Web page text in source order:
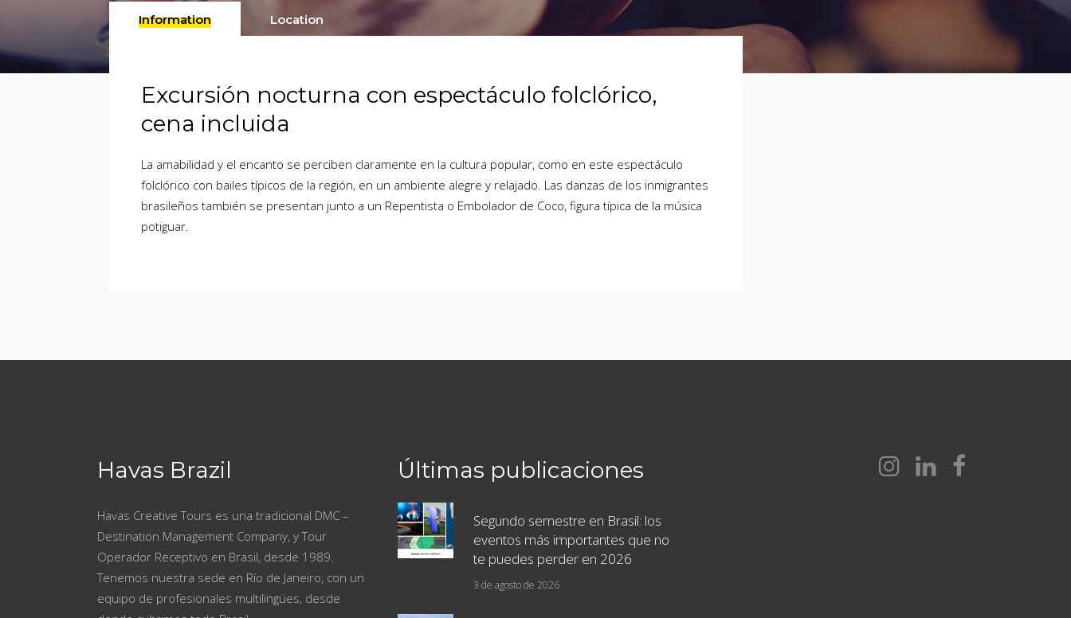
Information Location
Excursión nocturna con espectáculo folclórico,
cena incluida
La amabilidad y el encanto se perciben claramente en la cultura popular, como en este espectáculo
folclórico con bailes típicos de la región, en un ambiente alegre y relajado. Las danzas de los inmigrantes
brasileños también se presentan junto a un Repentista o Embolador de Coco, figura típica de la música
potiguar.
Havas Brazil
Havas Creative Tours es una tradicional DMC –
Destination Management Company, y Tour
Operador Receptivo en Brasil, desde 1989.
Tenemos nuestra sede en Río de Janeiro, con un
equipo de profesionales multilingües, desde
Últimas publicaciones
Segundo semestre en Brasil: los
eventos más importantes que no
te puedes perder en 2026
3 de agosto de 2026